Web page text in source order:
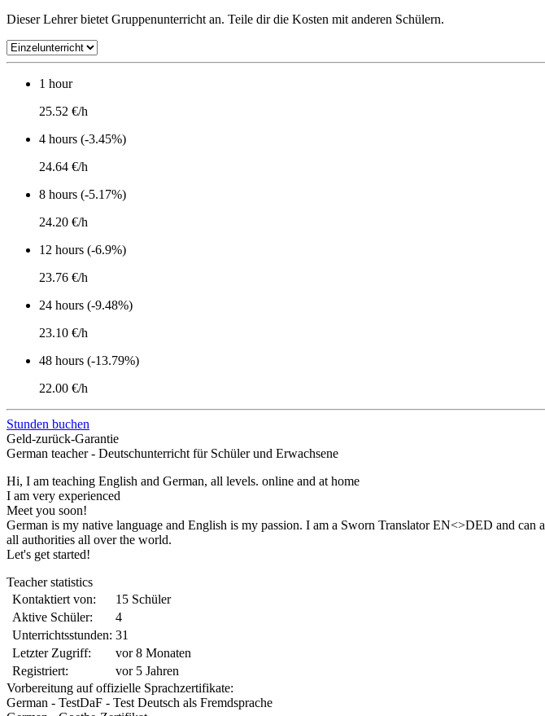
Dieser Lehrer bietet Gruppenunterricht an. Teile dir die Kosten mit anderen Schülern.
1 hour
25.52 €/h
4 hours (-3.45%)
24.64 €/h
8 hours (-5.17%)
24.20 €/h
12 hours (-6.9%)
23.76 €/h
24 hours (-9.48%)
23.10 €/h
48 hours (-13.79%)
22.00 €/h
Stunden buchen
Geld-zurück-Garantie
German teacher - Deutschunterricht für Schüler und Erwachsene
Hi, I am teaching English and German, all levels. online and at home
I am very experienced
Meet you soon!
German is my native language and English is my passion. I am a Sworn Translator EN<>DED and can
all authorities all over the world.
Let's get started!
Teacher statistics
Kontaktiert von:
15 Schüler
Aktive Schüler:
4
Unterrichtsstunden: 31
Letzter Zugriff:
vor 8 Monaten
Registriert:
vor 5 Jahren
Vorbereitung auf offizielle Sprachzertifikate:
German - TestDaF - Test Deutsch als Fremdsprache